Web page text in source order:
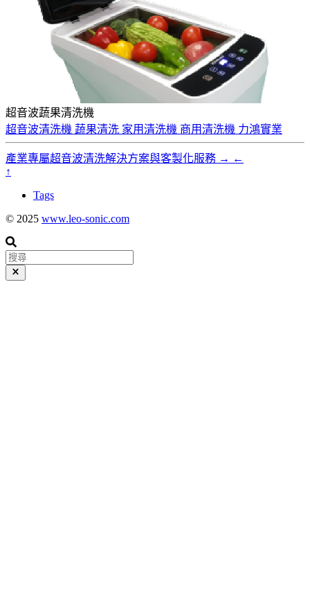
超音波蔬果清洗機
超音波清洗機 蔬果清洗 家用清洗機 商用清洗機 力鴻實業
產業專屬超音波清洗解決方案與客製化服務 → ←
↑
Tags
© 2025 www.leo-sonic.com